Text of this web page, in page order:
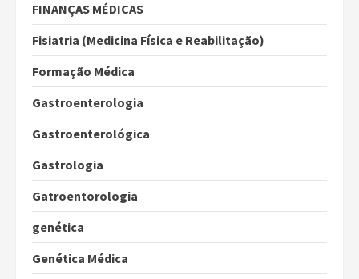
FINANÇAS MÉDICAS
Fisiatria (Medicina Física e Reabilitação)
Formação Médica
Gastroenterologia
Gastroenterológica
Gastrologia
Gatroentorologia
genética
Genética Médica